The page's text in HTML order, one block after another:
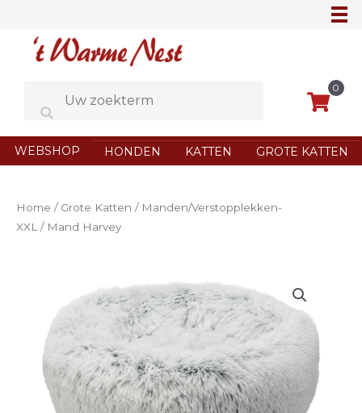
0
WEBSHOP HONDEN KATTEN GROTE KATTEN
Home / Grote Katten / Manden/Verstopplekken-
XXL / Mand Harvey